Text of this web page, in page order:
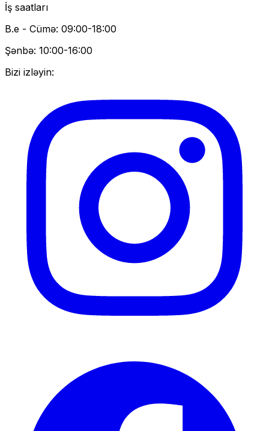
İş saatları
B.e - Cümə: 09:00-18:00
Şənbə: 10:00-16:00
Bizi izləyin: